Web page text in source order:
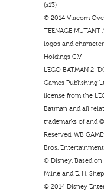
(s13)
© 2014 Viacom
TEENAGE
logos and
Holdings C.V
LEGO BATMAN 2:
Games Publishing
license from the
Batman and all
trademarks of and
Reserved. WB
Bros. Entertainment
© Disney. Based on
Milne and E. H.
© 2014 Disney